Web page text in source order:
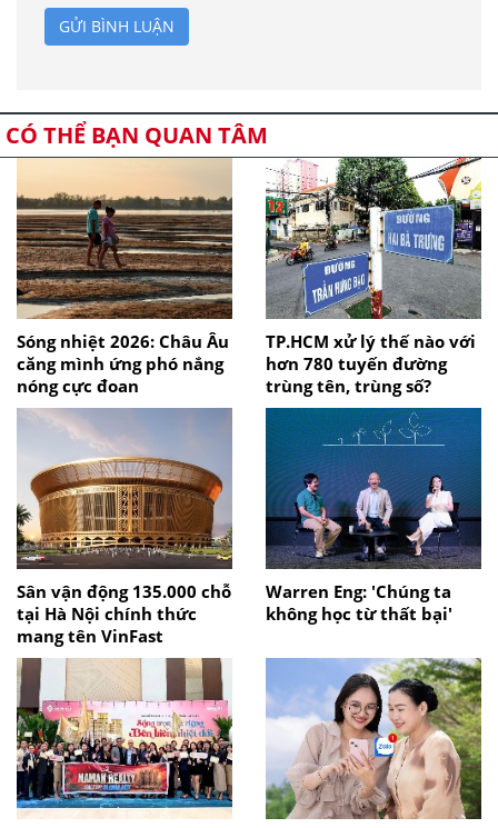
GỬI BÌNH LUẬN
CÓ THỂ BẠN QUAN TÂM
Sóng nhiệt 2026: Châu Âu
căng mình ứng phó nắng
nóng cực đoan
TP.HCM xử lý thế nào với
hơn 780 tuyến đường
trùng tên, trùng số?
Sân vận động 135.000 chỗ
tại Hà Nội chính thức
mang tên VinFast
Warren Eng: 'Chúng ta
không học từ thất bại'